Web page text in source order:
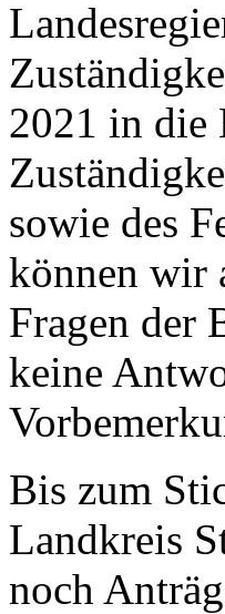
2021 in die
sowie des
können wir
Fragen der
keine
Bis zum
Landkreis
noch